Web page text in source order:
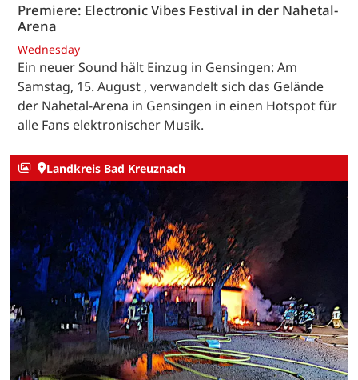
Premiere: Electronic Vibes Festival in der Nahetal-
Arena
Wednesday
Ein neuer Sound hält Einzug in Gensingen: Am
Samstag, 15. August , verwandelt sich das Gelände
der Nahetal-Arena in Gensingen in einen Hotspot für
alle Fans elektronischer Musik.
Landkreis Bad Kreuznach